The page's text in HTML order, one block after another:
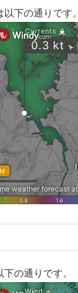
下の通りです。
の通りです。